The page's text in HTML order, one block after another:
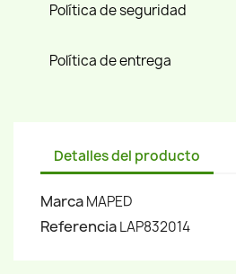
Política de seguridad
Política de entrega
Detalles del producto
MarcaMAPED
ReferenciaLAP832014